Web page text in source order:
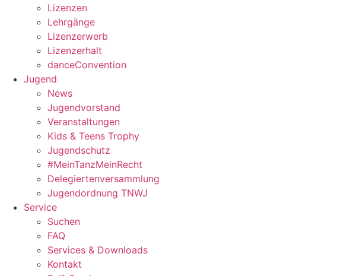
Lizenzen
Lehrgänge
Lizenzerwerb
Lizenzerhalt
danceConvention
Jugend
News
Jugendvorstand
Veranstaltungen
Kids & Teens Trophy
Jugendschutz
#MeinTanzMeinRecht
Delegiertenversammlung
Jugendordnung TNWJ
Service
Suchen
FAQ
Services & Downloads
Kontakt